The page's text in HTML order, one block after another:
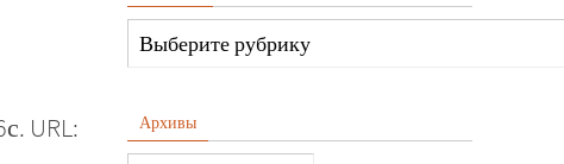
URL:
Архивы